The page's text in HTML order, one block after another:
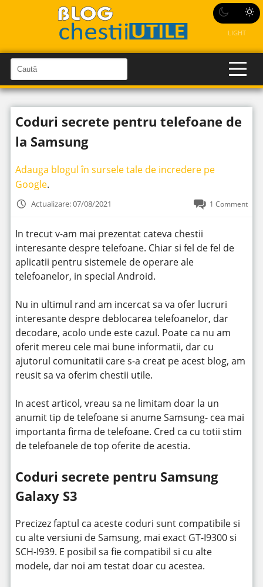
LIGHT
a
u
t
C
a
u
î
n
i
t
Coduri secrete pentru telefoane de
la Samsung
Adauga blogul în sursele tale de incredere pe
Google.
Actualizare: 07/08/2021 1 Comment
In trecut v-am mai prezentat cateva chestii
interesante despre telefoane. Chiar si fel de fel de
aplicatii pentru sistemele de operare ale
telefoanelor, in special Android.
Nu in ultimul rand am incercat sa va ofer lucruri
interesante despre deblocarea telefoanelor, dar
decodare, acolo unde este cazul. Poate ca nu am
oferit mereu cele mai bune informatii, dar cu
ajutorul comunitatii care s-a creat pe acest blog, am
reusit sa va oferim chestii utile.
In acest articol, vreau sa ne limitam doar la un
anumit tip de telefoane si anume Samsung- cea mai
importanta firma de telefoane. Cred ca cu totii stim
de telefoanele de top oferite de acestia.
Coduri secrete pentru Samsung
Galaxy S3
Precizez faptul ca aceste coduri sunt compatibile si
cu alte versiuni de Samsung, mai exact GT-I9300 si
SCH-I939. E posibil sa fie compatibil si cu alte
modele, dar noi am testat doar cu acestea.